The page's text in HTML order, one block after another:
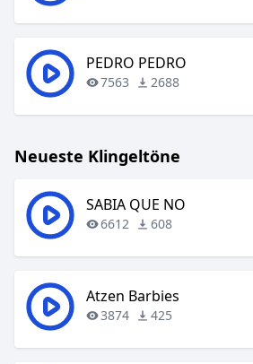
PEDRO PEDRO
7563 2688
Neueste Klingeltöne
SABIA QUE NO
6612 608
Atzen Barbies
3874 425